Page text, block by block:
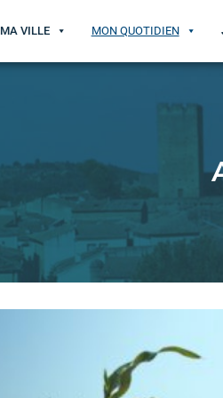
MA VILLE MON QUOTIDIEN